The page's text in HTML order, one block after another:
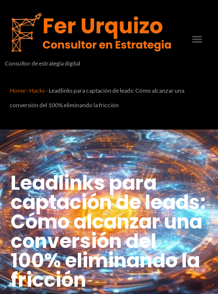
Consultor de estrategia digital
Home- Hacks- Leadlinks para captación de leads: Cómo alcanzar una
conversión del 100% eliminando la fricción
Leadlinks para
captación de leads:
Cómo alcanzar una
conversión del
100% eliminando la
fricción